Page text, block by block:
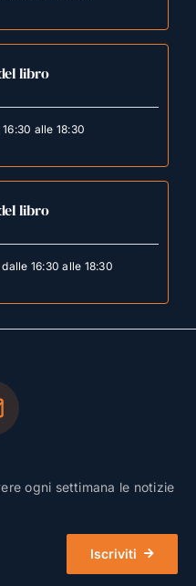
libro
alle 18:30
libro
16:30 alle 18:30
ogni settimana le notizie
Iscriviti